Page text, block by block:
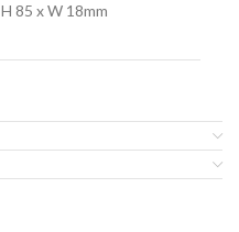
H 85 x W 18mm